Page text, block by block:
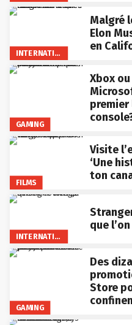
INTERNATIONAL
Malgré
Elon
en
GAMING
Xbox
premier
FILMS
Visite
‘Une
ton
INTERNATIONAL
que
GAMING
Des
Store